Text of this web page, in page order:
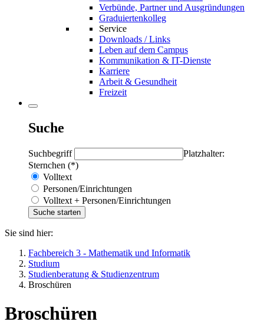
Verbünde, Partner und Ausgründungen
Graduiertenkolleg
Service
Downloads / Links
Leben auf dem Campus
Kommunikation & IT-Dienste
Karriere
Arbeit & Gesundheit
Freizeit
Suche
Suchbegriff
Platzhalter:
Sternchen (*)
Volltext
Personen/Einrichtungen
Volltext + Personen/Einrichtungen
Sie sind hier:
Fachbereich 3 - Mathematik und Informatik
Studium
Studienberatung & Studienzentrum
Broschüren
Broschüren